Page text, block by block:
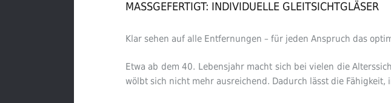
MASSGEFERTIGT: INDIVIDUELLE GLEITSICHTGLÄSER
Klar sehen auf alle Entfernungen – für jeden Anspruch das
Etwa ab dem 40. Lebensjahr macht sich bei vielen die
wölbt sich nicht mehr ausreichend. Dadurch lässt die Fähigkeit,